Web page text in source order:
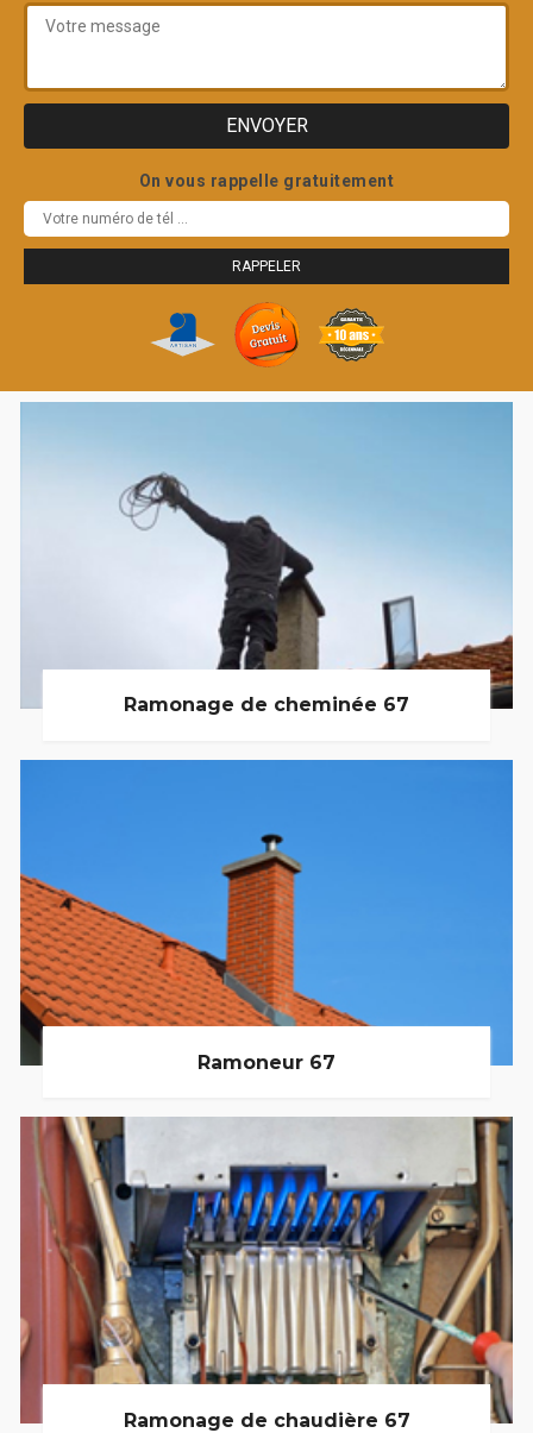
On vous rappelle gratuitement
Ramonage de cheminée 67
Ramoneur 67
Ramonage de chaudière 67